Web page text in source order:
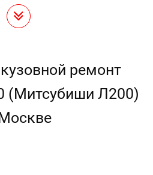
ремонт
(Митсубиши Л200)